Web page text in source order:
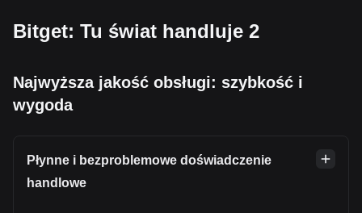
Bitget: Tu świat handluje 2
Najwyższa jakość obsługi: szybkość i
wygoda
Płynne i bezproblemowe doświadczenie
handlowe